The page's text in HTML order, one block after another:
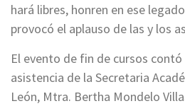
hará libres, honren en ese
provocó el aplauso de las y los
El evento de fin de cursos
asistencia de la Secretaria
León, Mtra. Bertha Mondelo